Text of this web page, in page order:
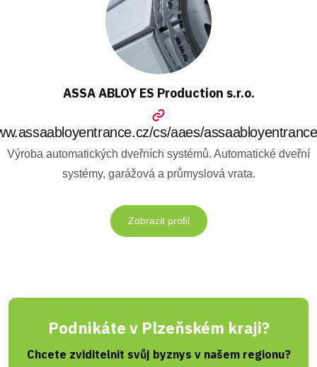
ASSA ABLOY ES Production s.r.o.
cs/aaes/
Výroba automatických dveřních systémů. Automatické dveřní
systémy, garážová a průmyslová vrata.
Zobrazit profil
Podnikáte v Plzeňském kraji?
Chcete zviditelnit svůj byznys v našem regionu?